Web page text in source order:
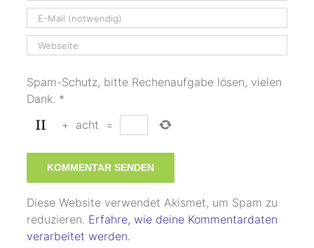
Spam-Schutz, bitte Rechenaufgabe lösen, vielen
Dank. *
+ acht =
Diese Website verwendet Akismet, um Spam zu
reduzieren. Erfahre, wie deine Kommentardaten
verarbeitet werden.